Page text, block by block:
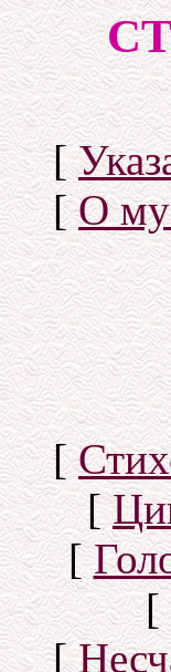
[
[О
[
[
[
[
[